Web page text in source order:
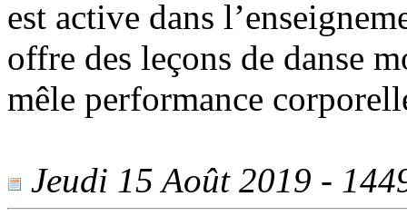
est active dans
offre des leçons de danse
mêle performance
Jeudi 15 Août 2019 -